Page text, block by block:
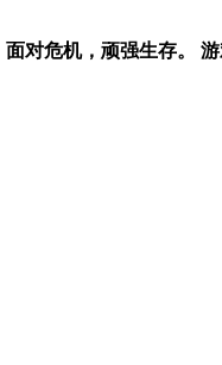
对危机，顽强生存。